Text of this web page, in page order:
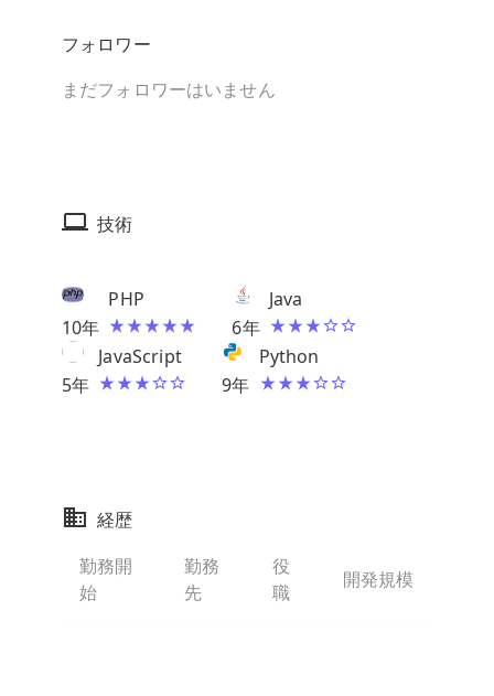
フォロワー
まだフォロワーはいません
技術
10年
PHP
6年
Java
5年
JavaScript
9年
Python
経歴
勤務開
始
勤務
先
役
職
開発規模